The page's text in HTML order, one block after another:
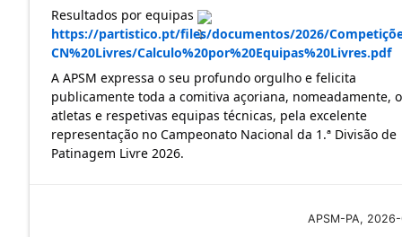
Resultados por equipas
https://partistico.pt/files/documentos/2026/
CN%20Livres/Calculo%20por%20Equipas%20Livres.pdf
A APSM expressa o seu profundo orgulho e felicita
publicamente toda a comitiva açoriana, nomeadamente,
atletas e respetivas equipas técnicas, pela excelente
representação no Campeonato Nacional da 1.ª Divisão de
Patinagem Livre 2026.
APSM-PA,